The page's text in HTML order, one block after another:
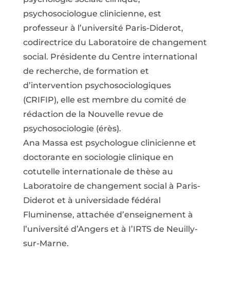
psychosociologue clinicienne, est
professeur à l’université Paris-Diderot,
codirectrice du Laboratoire de changement
social. Présidente du Centre international
de recherche, de formation et
d’intervention psychosociologiques
(CRIFIP), elle est membre du comité de
rédaction de la Nouvelle revue de
psychosociologie (érès).
Ana Massa est psychologue clinicienne et
doctorante en sociologie clinique en
cotutelle internationale de thèse au
Laboratoire de changement social à Paris-
Diderot et à universidade fédéral
Fluminense, attachée d’enseignement à
l’université d’Angers et à I’IRTS de Neuilly-
sur-Marne.